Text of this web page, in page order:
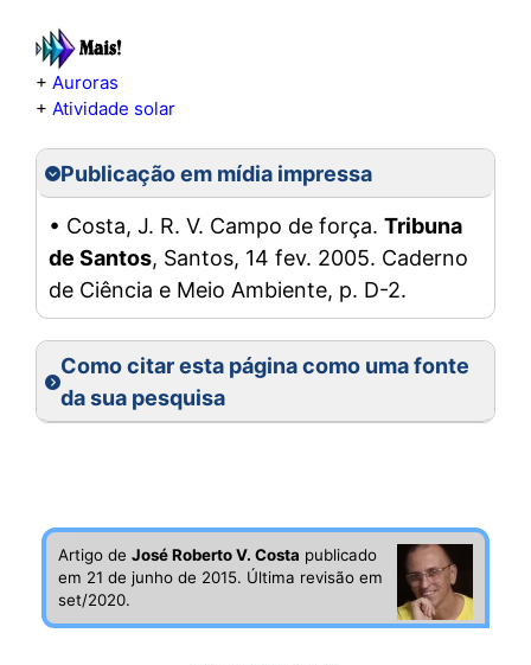
+ Auroras
+ Atividade solar
Publicação em mídia impressa
• Costa, J. R. V. Campo de força. Tribuna
de Santos, Santos, 14 fev. 2005. Caderno
de Ciência e Meio Ambiente, p. D-2.
Como citar esta página como uma fonte
da sua pesquisa
Artigo deJosé Roberto V. Costa publicado
em 21 de junho de 2015. Última revisão em
set/2020.